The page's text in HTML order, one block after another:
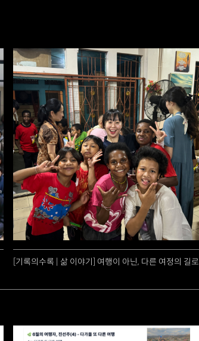
[기록의수록 | 삶 이야기] 여행이 아닌, 다른 여정의 길로